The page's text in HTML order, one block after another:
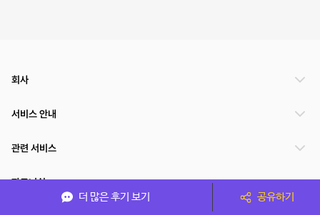
더 많은 후기 보기 공유하기
회사
서비스 안내
관련 서비스
파트너쉽